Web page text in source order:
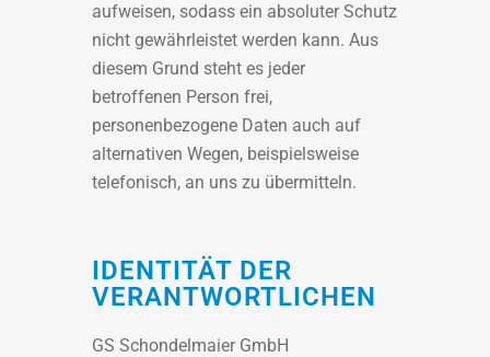
aufweisen, sodass ein absoluter Schutz
nicht gewährleistet werden kann. Aus
diesem Grund steht es jeder
betroffenen Person frei,
personenbezogene Daten auch auf
alternativen Wegen, beispielsweise
telefonisch, an uns zu übermitteln.
IDENTITÄT DER
VERANTWORTLICHEN
GS Schondelmaier GmbH